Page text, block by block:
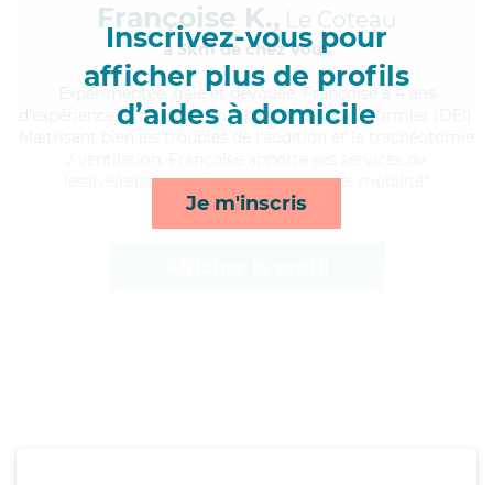
Inscrivez-vous pour
afficher plus de profils
d’aides à domicile
Je m'inscris
Françoise K., Le Coteau
à 5km de chez Vous
, gaie et dévouée, Françoise a 4 ans
d'expérience et possède un diplôme d'Etat d'infirmier (DEI).
lessive/repassage, transports, repas et mobilité*